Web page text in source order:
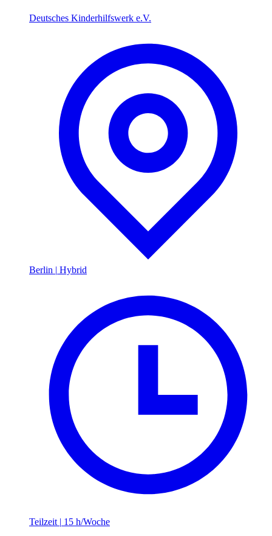
Deutsches Kinderhilfswerk e.V.
Berlin | Hybrid
Teilzeit | 15 h/Woche